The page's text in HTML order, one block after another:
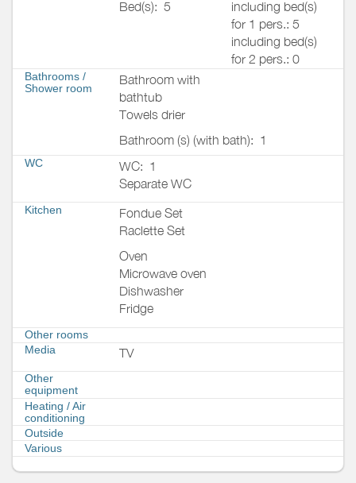
Bed(s): 5
including bed(s)
for 1 pers.: 5
including bed(s)
for 2 pers.: 0
Bathrooms /
Shower room
Bathroom with
bathtub
Towels drier
Bathroom (s) (with bath): 1
WC WC: 1
Separate WC
Kitchen
Fondue Set
Raclette Set
Oven
Microwave oven
Dishwasher
Fridge
Other rooms
Media
TV
Other
equipment
Heating / Air
conditioning
Outside
Various